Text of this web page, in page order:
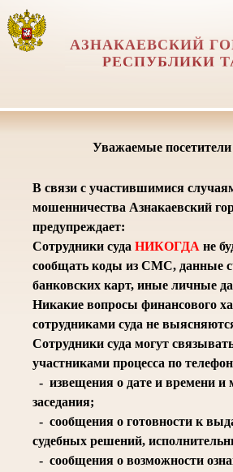
АЗНАКАЕВСКИЙ
РЕСПУБЛИКИ
Уважаемые посетители
В связи с участившимися
мошенничества Азнакаевский
предупреждает:
Сотрудники суда НИКОГДА не
сообщать коды из СМС, данные
банковских карт, иные личные
Никакие вопросы финансового
сотрудниками суда не
Сотрудники суда могут
участниками процесса по
- извещения о дате и времени и
заседания;
- сообщения о готовности к
судебных решений,
- сообщения о возможности